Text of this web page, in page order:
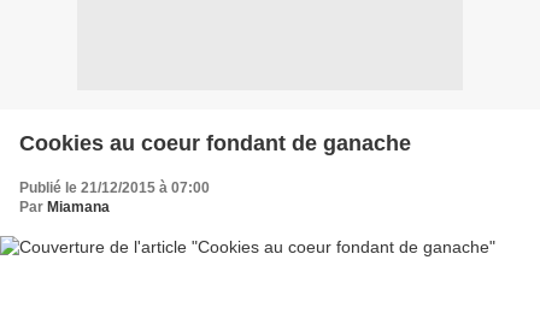
Cookies au coeur fondant de ganache
Publié le 21/12/2015 à 07:00
Par Miamana